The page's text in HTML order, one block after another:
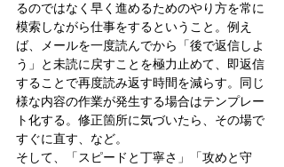
るのではなく早く進めるためのやり方を常に
模索しながら仕事をするということ。例え
ば、メールを一度読んでから「後で返信しよ
う」と未読に戻すことを極力止めて、即返信
することで再度読み返す時間を減らす。同じ
様な内容の作業が発生する場合はテンプレー
ト化する。修正箇所に気づいたら、その場で
すぐに直す、など。
そして、「スピードと丁寧さ」「攻めと守